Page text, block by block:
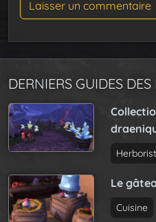
DERNIERS GUIDES
Le
Cuisine